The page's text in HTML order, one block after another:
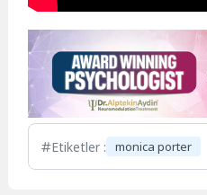
Etiketler : monica porter